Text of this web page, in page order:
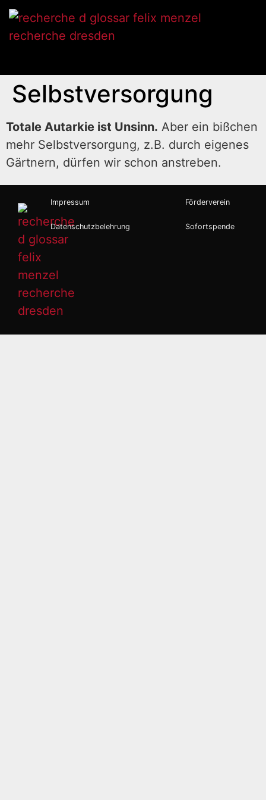
Selbstversorgung
Totale Autarkie ist Unsinn. Aber ein bißchen
mehr Selbstversorgung, z.B. durch eigenes
Gärtnern, dürfen wir schon anstreben.
Impressum
Datenschutzbelehrung
Förderverein
Sofortspende